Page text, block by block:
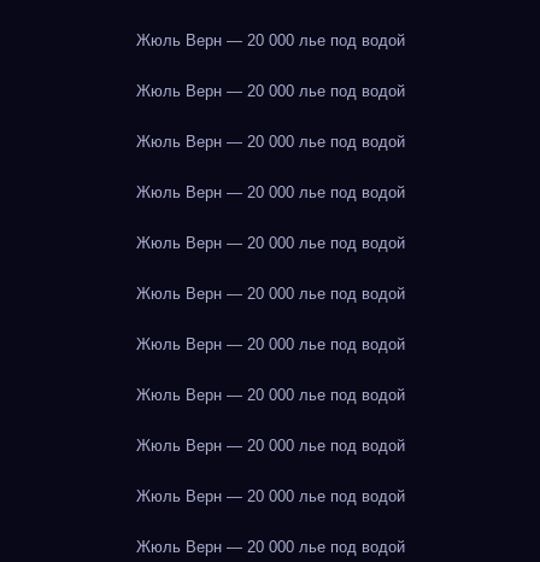
Жюль Верн — 20 000 лье под водой
Жюль Верн — 20 000 лье под водой
Жюль Верн — 20 000 лье под водой
Жюль Верн — 20 000 лье под водой
Жюль Верн — 20 000 лье под водой
Жюль Верн — 20 000 лье под водой
Жюль Верн — 20 000 лье под водой
Жюль Верн — 20 000 лье под водой
Жюль Верн — 20 000 лье под водой
Жюль Верн — 20 000 лье под водой
Жюль Верн — 20 000 лье под водой